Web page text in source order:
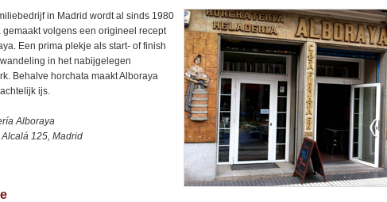
in Madrid wordt al sinds 1980
gemaakt volgens een origineel recept
Een prima plekje als start- of finish
in het nabijgelegen
Behalve horchata maakt Alboraya
ijs.
Alboraya
125, Madrid